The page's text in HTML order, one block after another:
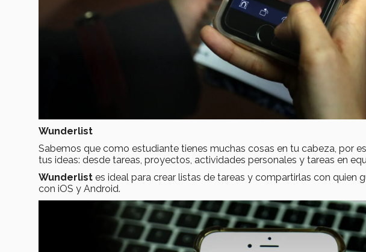
Wunderlist
Sabemos que como estudiante tienes muchas cosas en tu cabeza, por
tus ideas: desde tareas, proyectos, actividades personales y tareas en
Wunderlist es ideal para crear listas de tareas y compartirlas con
con iOS y Android.